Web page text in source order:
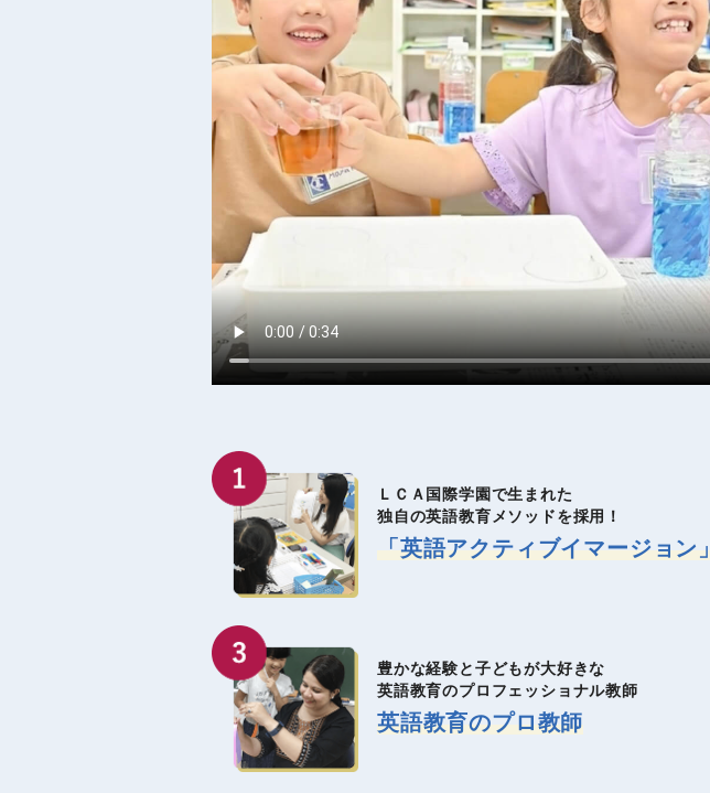
ＬＣＡ国際学園で生まれた
独自の英語教育メソッドを採用！
「英語アクティブイマージョン」
豊かな経験と子どもが大好きな
英語教育のプロフェッショナル教師
英語教育のプロ教師